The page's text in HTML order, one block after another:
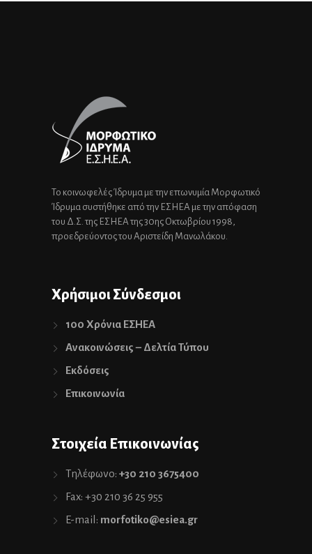
Το κοινωφελές Ίδρυμα με την επωνυμία Μορφωτικό
Ίδρυμα συστήθηκε από την ΕΣΗΕΑ με την απόφαση
του Δ.Σ. της ΕΣΗΕΑ της 30ης Οκτωβρίου 1998,
προεδρεύοντος του Αριστείδη Μανωλάκου.
Χρήσιμοι Σύνδεσμοι
100 Χρόνια ΕΣΗΕΑ
Ανακοινώσεις – Δελτία Τύπου
Εκδόσεις
Επικοινωνία
Στοιχεία Επικοινωνίας
Τηλέφωνο: +30 210 3675400
Fax: +30 210 36 25 955
E-mail: morfotiko@esiea.gr